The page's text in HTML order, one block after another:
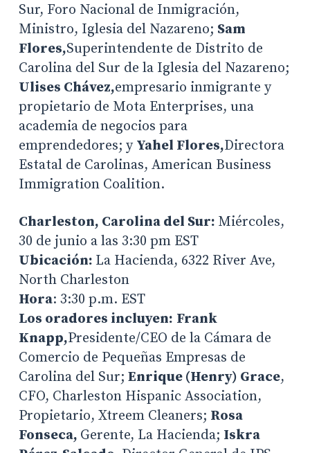
Sur, Foro Nacional de Inmigración,
Ministro, Iglesia del Nazareno; Sam
Flores,Superintendente de Distrito de
Carolina del Sur de la Iglesia del Nazareno;
Ulises Chávez,empresario inmigrante y
propietario de Mota Enterprises, una
academia de negocios para
emprendedores; y Yahel Flores,Directora
Estatal de Carolinas, American Business
Immigration Coalition.
Charleston, Carolina del Sur: Miércoles,
30 de junio a las 3:30 pm EST
Ubicación: La Hacienda, 6322 River Ave,
North Charleston
Hora: 3:30 p.m. EST
Los oradores incluyen: Frank
Knapp,Presidente/CEO de la Cámara de
Comercio de Pequeñas Empresas de
Carolina del Sur; Enrique (Henry) Grace,
CFO, Charleston Hispanic Association,
Propietario, Xtreem Cleaners; Rosa
Fonseca, Gerente, La Hacienda; Iskra